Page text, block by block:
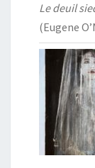
Le deuil
(Eugene